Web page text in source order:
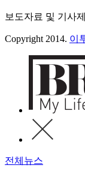
보도자료 및 기사
Copyright 2014. 이
전체뉴스